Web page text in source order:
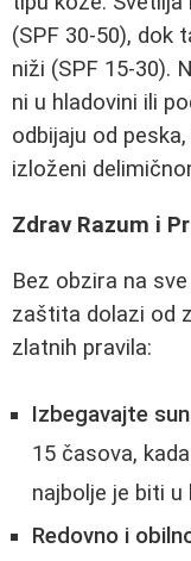
(SPF 30-50), dok
niži (SPF 15-30).
ni u hladovini ili
odbijaju od
izloženi
Zdrav Razum i
Bez obzira na
zaštita dolazi od
zlatnih pravila:
Izbegavajte
15 časova,
najbolje je biti u
Redovno i